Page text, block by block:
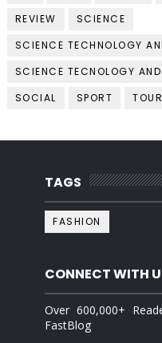
REVIEW
SCIENCE
SCIENCE TECHNOLOGY
SCIENCE TECNOLOGY
SOCIAL
SPORT
TAGS
FASHION
CONNECT WITH
Over 600,000+
FastBlog